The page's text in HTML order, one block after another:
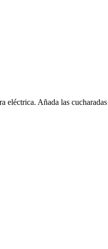
eléctrica. Añada las cucharadas